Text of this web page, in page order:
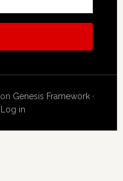
on Genesis Framework ·
Log in